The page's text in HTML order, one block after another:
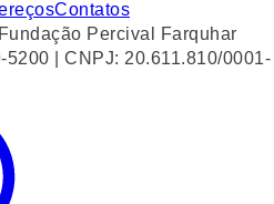
Contatos
Percival Farquhar
| CNPJ: 20.611.810/0001-